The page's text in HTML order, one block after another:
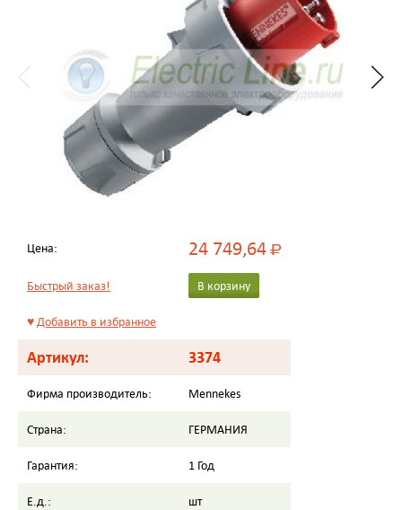
Цена: 24 749,64Р
Быстрый заказ! В корзину
♥Добавить в избранное
Артикул: 3374
Фирма производитель: Mennekes
Страна: ГЕРМАНИЯ
Гарантия: 1 Год
Е.д.: шт